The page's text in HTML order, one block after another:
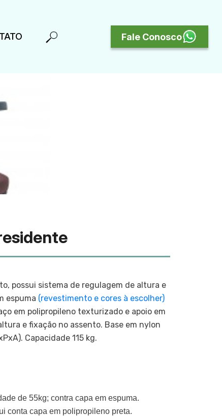
Fale Conosco
possui sistema de regulagem de altura e
espuma (revestimento e cores à escolher)
em polipropileno texturizado e apoio em
e fixação no assento. Base em nylon
Capacidade 115 kg.
de 55kg; contra capa em espuma.
conta capa em polipropileno preta.